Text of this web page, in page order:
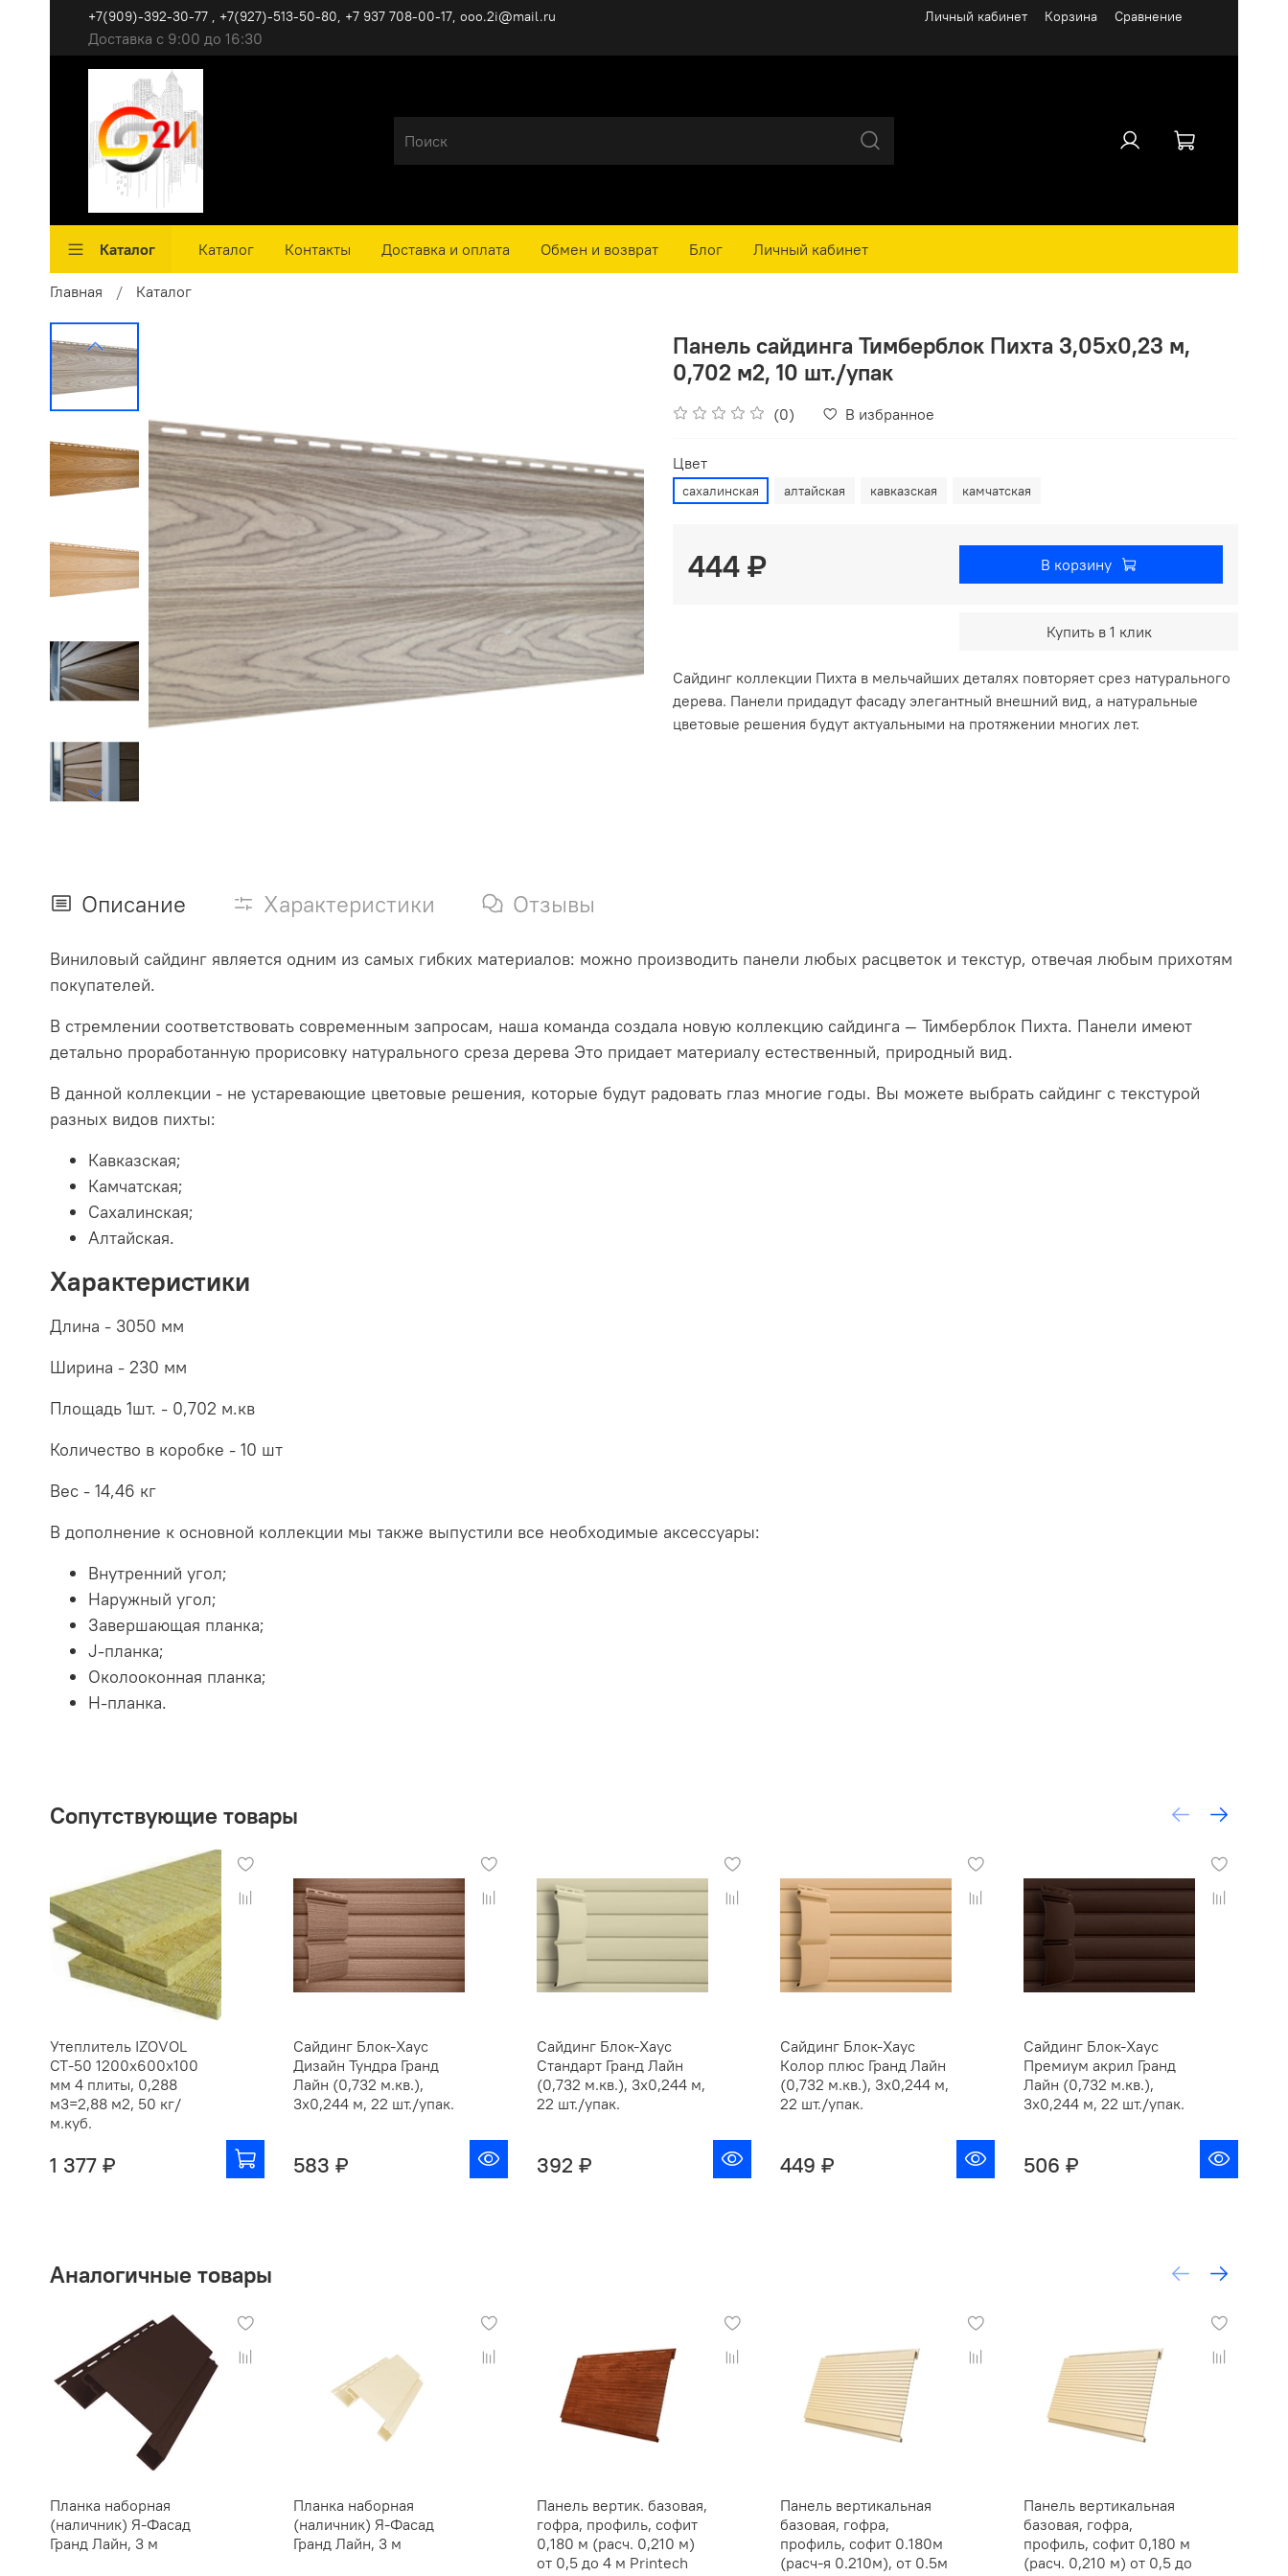
Личный кабинет Корзина Сравнение
Доставка с 9:00 до 16:30
+7(909)-392-30-77 , +7(927)-513-50-80, ‪+7 937 708-00-17, ooo.2i@mail.ru
Каталог Каталог Контакты Доставка и оплата Обмен и возврат Блог Личный кабинет
Главная Каталог
Панель сайдинга Тимберблок Пихта 3,05х0,23 м,
0,702 м2, 10 шт./упак
(0) В избранное
Цвет
сахалинская алтайская кавказская камчатская
444 ₽ В корзину
Купить в 1 клик
Сайдинг коллекции Пихта в мельчайших деталях повторяет срез натурального
дерева. Панели придадут фасаду элегантный внешний вид, а натуральные
цветовые решения будут актуальными на протяжении многих лет.
Описание Характеристики Отзывы
Виниловый сайдинг является одним из самых гибких материалов: можно производить панели любых расцветок и текстур, отвечая любым прихотям
покупателей.
В стремлении соответствовать современным запросам, наша команда создала новую коллекцию сайдинга — Тимберблок Пихта. Панели имеют
детально проработанную прорисовку натурального среза дерева Это придает материалу естественный, природный вид.
В данной коллекции - не устаревающие цветовые решения, которые будут радовать глаз многие годы. Вы можете выбрать сайдинг с текстурой
разных видов пихты:
Кавказская;
Камчатская;
Сахалинская;
Алтайская.
Характеристики
Длина - 3050 мм
Ширина - 230 мм
Площадь 1шт. - 0,702 м.кв
Количество в коробке - 10 шт
Вес - 14,46 кг
В дополнение к основной коллекции мы также выпустили все необходимые аксессуары:
Внутренний угол;
Наружный угол;
Завершающая планка;
J-планка;
Околооконная планка;
H-планка.
Сопутствующие товары
Утеплитель IZOVOL
СТ-50 1200х600х100
мм 4 плиты, 0,288
м3=2,88 м2, 50 кг/
м.куб.
1 377 ₽
Сайдинг Блок-Хаус
Дизайн Тундра Гранд
Лайн (0,732 м.кв.),
3х0,244 м, 22 шт./упак.
583 ₽
Сайдинг Блок-Хаус
Стандарт Гранд Лайн
(0,732 м.кв.), 3х0,244 м,
22 шт./упак.
392 ₽
Сайдинг Блок-Хаус
Колор плюс Гранд Лайн
(0,732 м.кв.), 3х0,244 м,
22 шт./упак.
449 ₽
Сайдинг Блок-Хаус
Премиум акрил Гранд
Лайн (0,732 м.кв.),
3х0,244 м, 22 шт./упак.
506 ₽
Аналогичные товары
Планка наборная
(наличник) Я-Фасад
Гранд Лайн, 3 м
Планка наборная
(наличник) Я-Фасад
Гранд Лайн, 3 м
Панель вертик. базовая,
гофра, профиль, софит
0,180 м (расч. 0,210 м)
от 0,5 до 4 м Printech
Панель вертикальная
базовая, гофра,
профиль, софит 0.180м
(расч-я 0.210м), от 0.5м
Панель вертикальная
базовая, гофра,
профиль, софит 0,180 м
(расч. 0,210 м) от 0,5 до